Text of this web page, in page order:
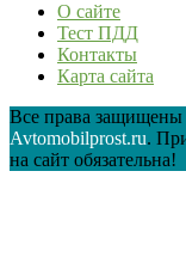
О сайте
Тест ПДД
Контакты
Карта сайта
Все права защищены
Avtomobilprost.ru.
на сайт обязательна!